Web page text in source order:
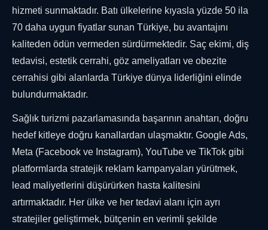
hizmeti sunmaktadır. Batı ülkelerine kıyasla yüzde 50 ila
70 daha uygun fiyatlar sunan Türkiye, bu avantajını
kaliteden ödün vermeden sürdürmektedir. Saç ekimi, diş
tedavisi, estetik cerrahi, göz ameliyatları ve obezite
cerrahisi gibi alanlarda Türkiye dünya liderliğini elinde
bulundurmaktadır.
Sağlık turizmi pazarlamasında başarının anahtarı, doğru
hedef kitleye doğru kanallardan ulaşmaktır. Google Ads,
Meta (Facebook ve Instagram), YouTube ve TikTok gibi
platformlarda stratejik reklam kampanyaları yürütmek,
lead maliyetlerini düşürürken hasta kalitesini
artırmaktadır. Her ülke ve her tedavi alanı için ayrı
stratejiler geliştirmek, bütçenin en verimli şekilde